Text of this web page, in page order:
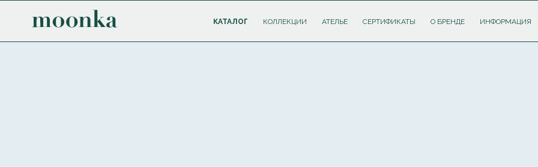
КАТАЛОГ КОЛЛЕКЦИИ АТЕЛЬЕ СЕРТИФИКАТЫ О БРЕНДЕ ИНФОРМАЦИЯ